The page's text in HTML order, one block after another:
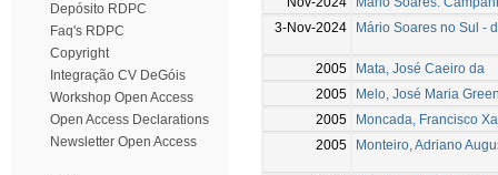
Depósito RDPC
Faq's RDPC
Copyright
Integração CV DeGóis
Workshop Open Access
Open Access Declarations
Newsletter Open Access
3-Nov-2024
Mário Soares no Sul -
2005
Mata, José Caeiro da
2005
Melo, José Maria
2005
Moncada, Francisco
2005
Monteiro, Adriano